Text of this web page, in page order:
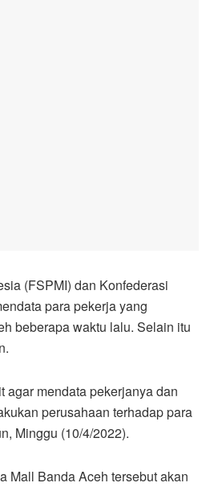
(FSPMI) dan Konfederasi
para pekerja yang
beberapa waktu lalu. Selain itu
agar mendata pekerjanya dan
perusahaan terhadap para
Minggu (10/4/2022).
Mall Banda Aceh tersebut akan